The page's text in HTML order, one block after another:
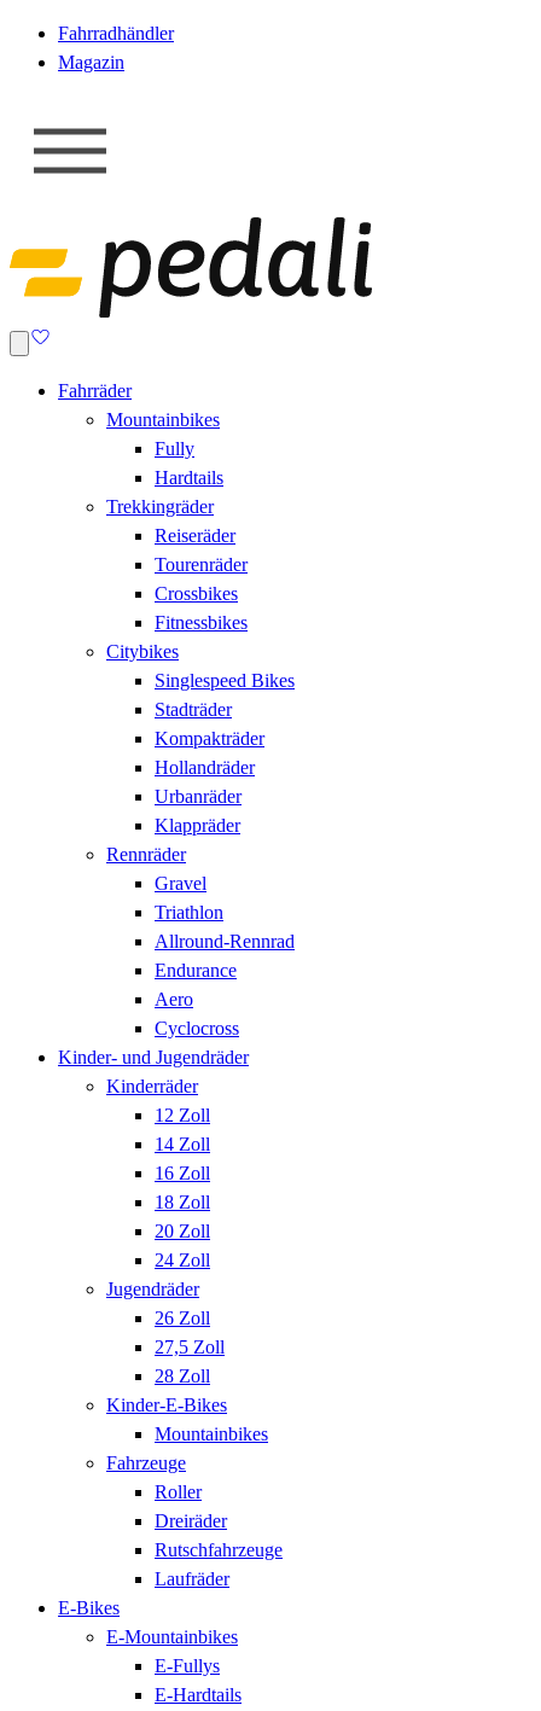
Fahrradhändler
Magazin
Fahrräder
Mountainbikes
Fully
Hardtails
Trekkingräder
Reiseräder
Tourenräder
Crossbikes
Fitnessbikes
Citybikes
Singlespeed Bikes
Stadträder
Kompakträder
Hollandräder
Urbanräder
Klappräder
Rennräder
Gravel
Triathlon
Allround-Rennrad
Endurance
Aero
Cyclocross
Kinder- und Jugendräder
Kinderräder
12 Zoll
14 Zoll
16 Zoll
18 Zoll
20 Zoll
24 Zoll
Jugendräder
26 Zoll
27,5 Zoll
28 Zoll
Kinder-E-Bikes
Mountainbikes
Fahrzeuge
Roller
Dreiräder
Rutschfahrzeuge
Laufräder
E-Bikes
E-Mountainbikes
E-Fullys
E-Hardtails